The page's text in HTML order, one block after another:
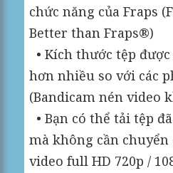
chức năng của Fraps
Better than Fraps®)
• Kích thước tệp
hơn nhiều so với các
(Bandicam nén video
• Bạn có thể tải tệp
mà không cần chuyển
video full HD 720p /